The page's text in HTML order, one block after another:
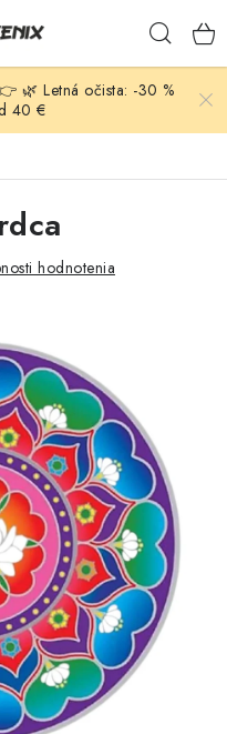
Ako nakupovať
osobných údajov
🌿 Letná očista: -30 %
40 €
hodnotenia